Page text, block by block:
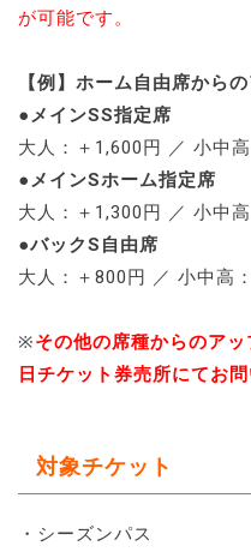
が可能です。
【例】ホーム自由席から
●メインSS指定席
大人：＋1,600円 ／ 小中
●メインSホーム指定席
大人：＋1,300円 ／ 小中
●バックS自由席
大人：＋800円 ／ 小中高
※その他の席種からのア
日チケット券売所にてお
対象チケット
・シーズンパス